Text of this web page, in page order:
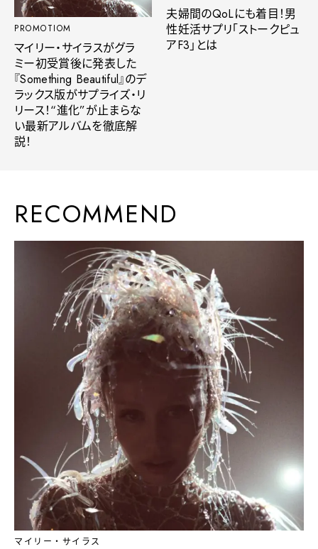
PROMOTIOM
マイリー・サイラスがグラ
ミー初受賞後に発表した
『Something Beautiful』のデ
ラックス版がサプライズ・リ
リース！“進化”が止まらな
い最新アルバムを徹底解
説！
夫婦間のQoLにも着目！男
性妊活サプリ「ストークピュ
アF3」とは
RECOMMEND
マイリー・サイラス